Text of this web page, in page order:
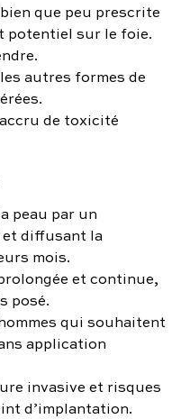
que peu prescrite
potentiel sur le foie.
autres formes de
de toxicité
peau par un
et diffusant la
mois.
et continue,
posé.
qui souhaitent
application
invasive et risques
d’implantation.